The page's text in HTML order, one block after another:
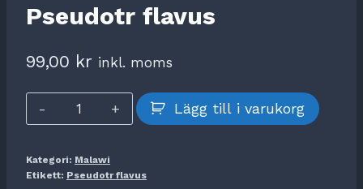
Pseudotr flavus
99,00 kr inkl. moms
Pseudotr
flavus
Lägg till i varukorg
Kategori: Malawi
Etikett: Pseudotr flavus